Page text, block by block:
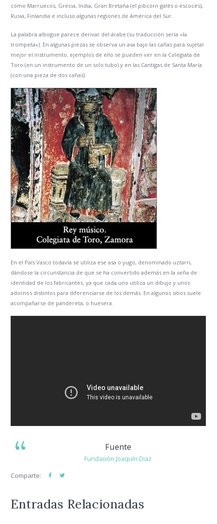
como Marruecos, Grecia, India, Gran Bretaña (el pibcorn galés o escocés),
Rusia, Finlandia e incluso algunas regiones de América del Sur.
La palabra albogue parece derivar del árabe (su traducción sería «la
trompeta»). En algunas piezas se observa un asa bajo las cañas para sujetar
mejor el instrumento; ejemplos de ello se pueden ver en la Colegiata de
Toro (en un instrumento de un solo tubo) y en las Cantigas de Santa María
(con una pieza de dos cañas).
En el País Vasco todavía se utiliza ese asa o yugo, denominado uztarri,
dándose la circunstancia de que se ha convertido además en la seña de
identidad de los fabricantes, ya que cada uno utiliza un dibujo y unos
adornos distintos para diferenciarse de los demás. En algunos sitios suele
acompañarse de pandereta, o huesera.
Fuente
Fundación Joaquín Diaz
Comparte:
Entradas Relacionadas